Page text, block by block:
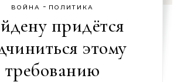
ВОЙНА - ПОЛИТИКА
придётся
этому
требованию